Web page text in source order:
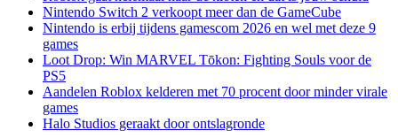
Nintendo Switch 2 verkoopt meer dan de GameCube
Nintendo is erbij tijdens gamescom 2026 en wel met deze 9
games
Loot Drop: Win MARVEL Tōkon: Fighting Souls voor de
PS5
Aandelen Roblox kelderen met 70 procent door minder virale
games
Halo Studios geraakt door ontslagronde